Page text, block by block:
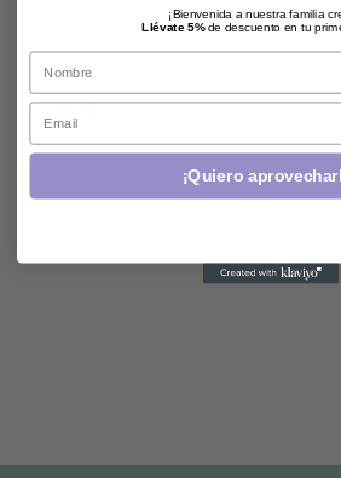
¡Bienvenida a nuestra familia
Llévate 5%de descuento en tu
Name
Email
¡Quiero